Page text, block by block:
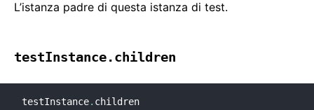
L’istanza padre di questa istanza di test.
testInstance.children
testInstance. children